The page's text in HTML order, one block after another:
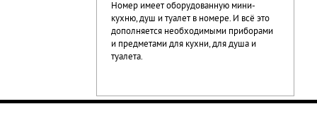
Номер имеет оборудованную мини-
кухню, душ и туалет в номере. И всё это
дополняется необходимыми приборами
и предметами для кухни, для душа и
туалета.